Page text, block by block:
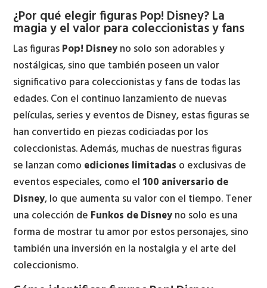
¿Por qué elegir figuras Pop! Disney? La
magia y el valor para coleccionistas y fans
Las figurasPop! Disneyno solo son adorables y
nostálgicas, sino que también poseen un valor
significativo para coleccionistas y fans de todas las
edades. Con el continuo lanzamiento de nuevas
películas, series y eventos de Disney, estas figuras se
han convertido en piezas codiciadas por los
coleccionistas. Además, muchas de nuestras figuras
se lanzan como ediciones limitadas o exclusivas de
eventos especiales, como el 100 aniversario de
Disney, lo que aumenta su valor con el tiempo. Tener
una colección de Funkos de Disneyno solo es una
forma de mostrar tu amor por estos personajes, sino
también una inversión en la nostalgia y el arte del
coleccionismo.